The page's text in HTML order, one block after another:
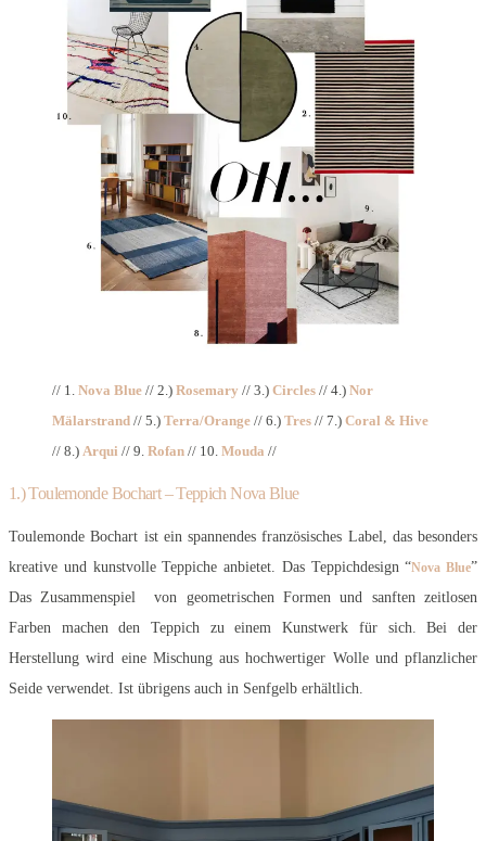
// 1. Nova Blue // 2.) Rosemary // 3.) Circles // 4.) Nor
Mälarstrand // 5.) Terra/Orange // 6.) Tres // 7.) Coral & Hive
// 8.) Arqui // 9. Rofan // 10. Mouda //
1.) Toulemonde Bochart – Teppich Nova Blue
Toulemonde Bochart ist ein spannendes französisches Label, das besonders
kreative und kunstvolle Teppiche anbietet. Das Teppichdesign “Nova Blue”
Das Zusammenspiel von geometrischen Formen und sanften zeitlosen
Farben machen den Teppich zu einem Kunstwerk für sich. Bei der
Herstellung wird eine Mischung aus hochwertiger Wolle und pflanzlicher
Seide verwendet. Ist übrigens auch in Senfgelb erhältlich.